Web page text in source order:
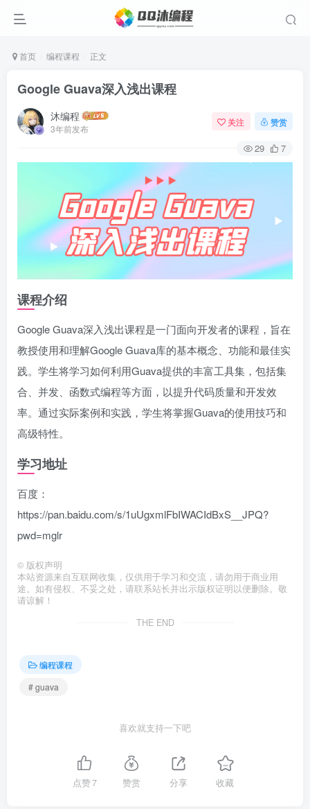
首页 编程课程 正文
Google Guava深入浅出课程
沐编程
3年前发布
关注 赞赏
29 7
课程介绍
Google Guava深入浅出课程是一门面向开发者的课程，旨在
教授使用和理解Google Guava库的基本概念、功能和最佳实
践。学生将学习如何利用Guava提供的丰富工具集，包括集
合、并发、函数式编程等方面，以提升代码质量和开发效
率。通过实际案例和实践，学生将掌握Guava的使用技巧和
高级特性。
学习地址
百度：
https://pan.baidu.com/s/1uUgxmlFbIWACIdBxS__JPQ?
pwd=mglr
© 版权声明
本站资源来自互联网收集，仅供用于学习和交流，请勿用于商业用
途。如有侵权、不妥之处，请联系站长并出示版权证明以便删除。敬
请谅解！
THE END
编程课程
# guava
喜欢就支持一下吧
点赞7 赞赏 分享 收藏